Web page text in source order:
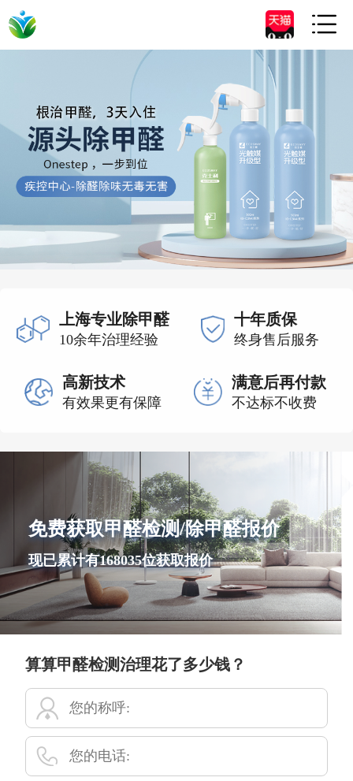

上海专业除甲醛
10余年治理经验
十年质保
终身售后服务
高新技术
有效果更有保障
满意后再付款
不达标不收费
免费获取甲醛检测/除甲醛报价
现已累计有168035位获取报价
算算甲醛检测治理花了多少钱？